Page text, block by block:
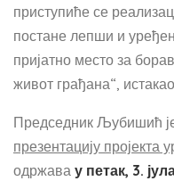
приступиће се
постане лепши и
пријатно место за
живот грађана“,
Председник Љубишић
презентацију
одржава у петак, 3.